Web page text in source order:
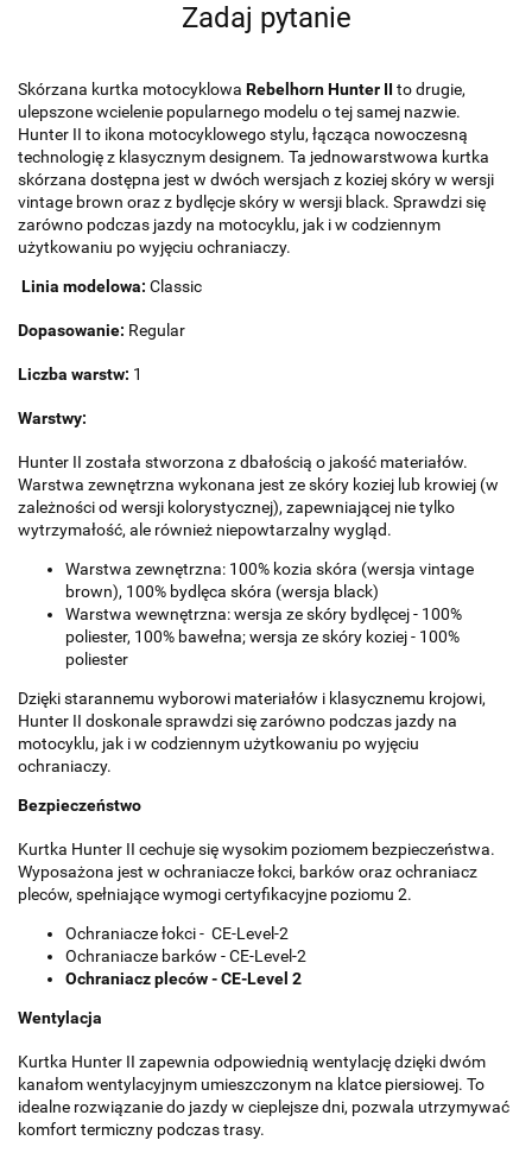
Zadaj pytanie
Skórzana kurtka motocyklowa Rebelhorn Hunter II to drugie,
ulepszone wcielenie popularnego modelu o tej samej nazwie.
Hunter II to ikona motocyklowego stylu, łącząca nowoczesną
technologię z klasycznym designem. Ta jednowarstwowa kurtka
skórzana dostępna jest w dwóch wersjach z koziej skóry w wersji
vintage brown oraz z bydlęcje skóry w wersji black. Sprawdzi się
zarówno podczas jazdy na motocyklu, jak i w codziennym
użytkowaniu po wyjęciu ochraniaczy.
Linia modelowa: Classic
Dopasowanie: Regular
Liczba warstw: 1
Warstwy:
Hunter II została stworzona z dbałością o jakość materiałów.
Warstwa zewnętrzna wykonana jest ze skóry koziej lub krowiej (w
zależności od wersji kolorystycznej), zapewniającej nie tylko
wytrzymałość, ale również niepowtarzalny wygląd.
Warstwa zewnętrzna: 100% kozia skóra (wersja vintage
brown), 100% bydlęca skóra (wersja black)
Warstwa wewnętrzna: wersja ze skóry bydlęcej - 100%
poliester, 100% bawełna; wersja ze skóry koziej - 100%
poliester
Dzięki starannemu wyborowi materiałów i klasycznemu krojowi,
Hunter II doskonale sprawdzi się zarówno podczas jazdy na
motocyklu, jak i w codziennym użytkowaniu po wyjęciu
ochraniaczy.
Bezpieczeństwo
Kurtka Hunter II cechuje się wysokim poziomem bezpieczeństwa.
Wyposażona jest w ochraniacze łokci, barków oraz ochraniacz
pleców, spełniające wymogi certyfikacyjne poziomu 2.
Ochraniacze łokci - CE-Level-2
Ochraniacze barków - CE-Level-2
Ochraniacz pleców - CE-Level 2
Wentylacja
Kurtka Hunter II zapewnia odpowiednią wentylację dzięki dwóm
kanałom wentylacyjnym umieszczonym na klatce piersiowej. To
idealne rozwiązanie do jazdy w cieplejsze dni, pozwala utrzymywać
komfort termiczny podczas trasy.